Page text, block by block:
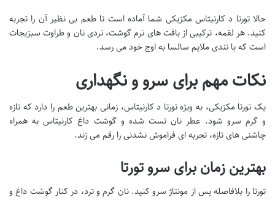
حالا تورتا د کارنیتاس مکزیکی شما آماده است تا طعم بی نظیر آن را تجربه
کنید. هر لقمه، ترکیبی از بافت های نرم گوشت، تردی نان و طراوت سبزیجات
است که با تندی ملایم سالسا به اوج خود می رسد.
نکات مهم برای سرو و نگهداری
یک تورتا مکزیکی، به ویژه تورتا د کارنیتاس، زمانی بهترین طعم را دارد که تازه
و گرم سرو شود. عطر نان تست شده و گوشت داغ کارنیتاس به همراه
چاشنی های تازه، تجربه ای فراموش نشدنی را رقم می زند.
بهترین زمان برای سرو تورتا
تورتا را بلافاصله پس از مونتاژ سرو کنید. نان گرم و ترد، در کنار گوشت داغ و